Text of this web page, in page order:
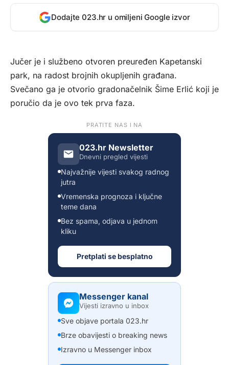
Dodajte 023.hr u omiljeni Google izvor
Jučer je i službeno otvoren preuređen Kapetanski
park, na radost brojnih okupljenih građana.
Svečano ga je otvorio gradonačelnik Šime Erlić koji je
poručio da je ovo tek prva faza.
PRATITE NAS I NA
023.hr Newsletter
Dnevni pregled vijesti
Najvažnije vijesti svakog radnog
jutra
Vremenska prognoza i ključne
teme dana
Bez spama, odjava u jednom
kliku
Pretplati se besplatno
Messenger kanal
Vijesti izravno u inbox
Sve objave portala 023.hr
Brze obavijesti o breaking news
Izravno u Messenger inbox